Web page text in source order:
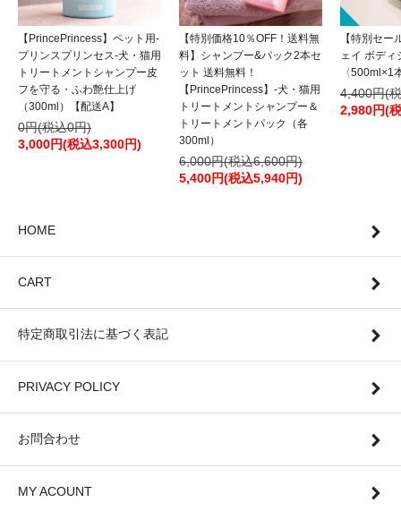
【PrincePrincess】ペット用-
プリンスプリンセス-犬・猫用
トリートメントシャンプー皮
フを守る・ふわ艶仕上げ
（300ml）【配送A】
0円(税込0円)
3,000円(税込3,300円)
【特別価格10％OFF！送料無
料】シャンプー&パック2本セ
ット 送料無料！
【PrincePrincess】-犬・猫用
トリートメントシャンプー＆
トリートメントパック（各
300ml）
6,000円(税込6,600円)
5,400円(税込5,940円)
【特別セー
ェイ ボディ
〈500ml×1
4,400円(
2,980円(
HOME
CART
特定商取引法に基づく表記
PRIVACY POLICY
お問合わせ
MY ACOUNT